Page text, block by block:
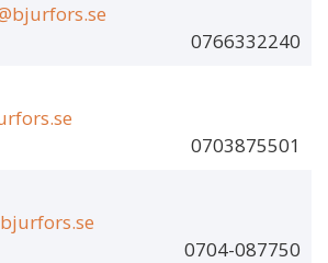
0766332240
0703875501
0704-087750